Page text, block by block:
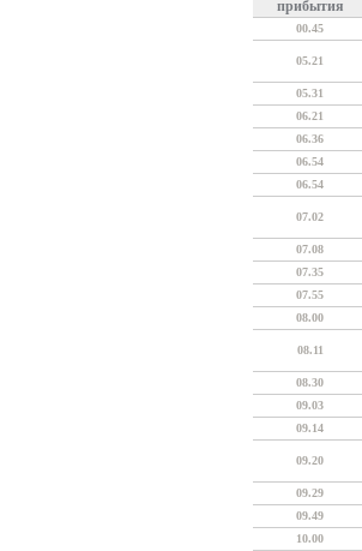
прибытия
00.45
05.21
05.31
06.21
06.36
06.54
06.54
07.02
07.08
07.35
07.55
08.00
08.11
08.30
09.03
09.14
09.20
09.29
09.49
10.00